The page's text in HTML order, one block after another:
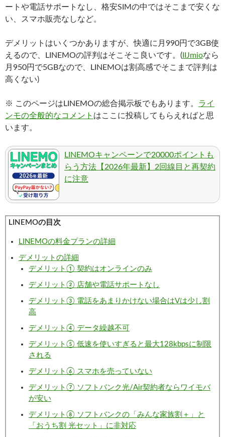
ートや電話サポートなし、格安SIMの中ではそこまで安くな
い、スマホ販売なしなど。
デメリットはいくつかありますが、快適に月990円で3GB使
えるので、LINEMOの評判はそこそこ良いです。( IIJmioなら
月950円で5GBなので、LINEMOは割高感でそこまで評判は
高くない)
※ このページはLINEMOの総合掲示板でもあります。 ライ
ンモの全般的なコメント はここに投稿してもらえればと思
います。
LINEMOキャンペーンで20000ポイントも
らう方法【2026年最新】2回線目と再契約
に注意
LINEMOの目次
LINEMOの料金プランの詳細
デメリットの詳細
デメリット① 契約はオンラインのみ
デメリット② 店舗や電話サポートなし
デメリット③ 電話をあまりかけない場合はVは少し割
高
デメリット④ データ繰越不可
デメリット⑤ 低速を使いすぎると最大128kbpsに制限
される
デメリット⑥ スマホを売っていない
デメリット⑦ ソフトバンク光/Air契約者ならワイモバ
が安い
デメリット⑧ ソフトバンクの「みんな家族割＋」と
「おうち割 光セット」に非対応